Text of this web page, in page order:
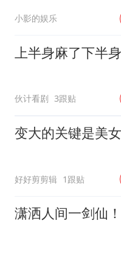
小影的娱乐
上半身麻了下半
伙计看剧 3跟贴
变大的关键是美
好好剪剪辑 1跟贴
潇洒人间一剑仙！